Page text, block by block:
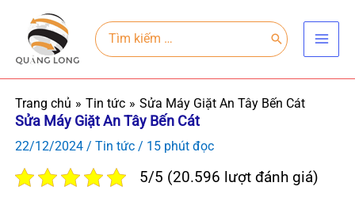
dung
Search
for:
Trang chủ Tin tức Sửa Máy Giặt An Tây Bến Cát
Sửa Máy Giặt An Tây Bến Cát
22/12/2024 / Tin tức/ 15 phút đọc
5/5 (20.596 lượt đánh giá)